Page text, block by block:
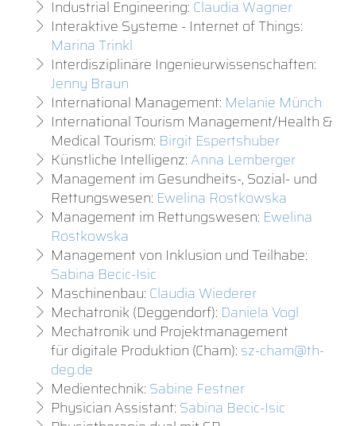
Industrial Engineering: Claudia Wagner
Interaktive Systeme - Internet of Things:
Marina Trinkl
Interdisziplinäre Ingenieurwissenschaften:
Jenny Braun
International Management: Melanie Münch
International Tourism Management/Health &
Medical Tourism: Birgit Espertshuber
Künstliche Intelligenz: Anna Lemberger
Management im Gesundheits-, Sozial- und
Rettungswesen: Ewelina Rostkowska
Management im Rettungswesen: Ewelina
Rostkowska
Management von Inklusion und Teilhabe:
Sabina Becic-Isic
Maschinenbau: Claudia Wiederer
Mechatronik (Deggendorf): Daniela Vogl
Mechatronik und Projektmanagement
für digitale Produktion (Cham): sz-cham@th-
deg.de
Medientechnik: Sabine Festner
Physician Assistant: Sabina Becic-Isic